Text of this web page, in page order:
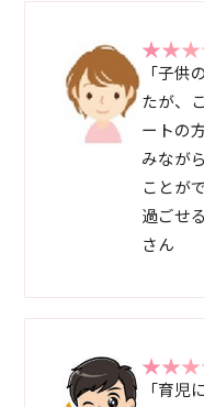
「子供
たが、
ートの
みなが
ことが
過ごせ
さん
「育児